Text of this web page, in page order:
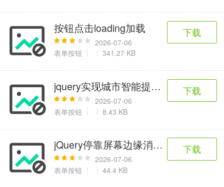
按钮点击loading加载
2026-07-06
表单按钮
341.27 KB
下载
jquery实现城市智能提示选择插件下载
2026-07-06
表单按钮
8.43 KB
下载
jQuery停靠屏幕边缘消息通知框代码
2026-07-06
表单按钮
44.4 KB
下载